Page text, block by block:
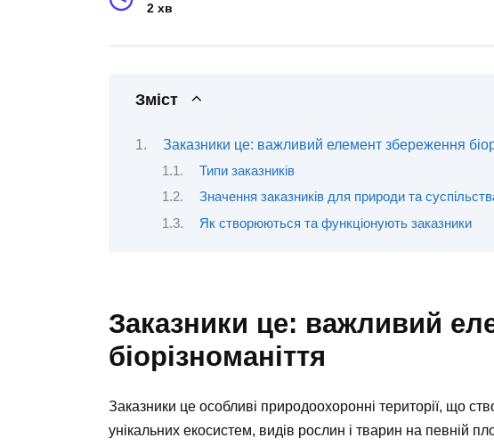
2 хв
Зміст
Заказники це: важливий елемент збереження
Типи заказників
Значення заказників для природи та
Як створюються та функціонують заказники
Заказники це: важливий
біорізноманіття
Заказники це особливі природоохоронні території, що
унікальних екосистем, видів рослин і тварин на певній